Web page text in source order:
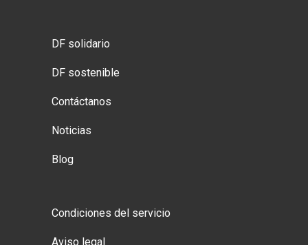
DF solidario
DF sostenible
Contáctanos
Noticias
Blog
Condiciones del servicio
Aviso legal